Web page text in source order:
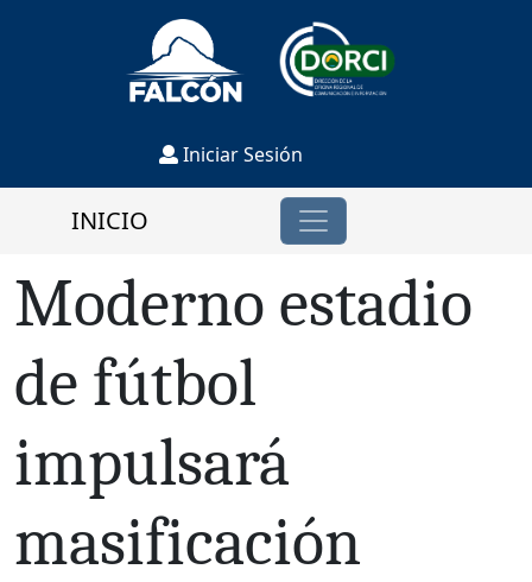
Iniciar Sesión
INICIO
Moderno estadio
de fútbol
impulsará
masificación